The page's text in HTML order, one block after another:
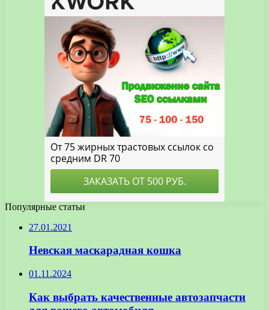
Популярные статьи
27.01.2021
Невская маскарадная кошка
01.11.2024
Как выбрать качественные автозапчасти